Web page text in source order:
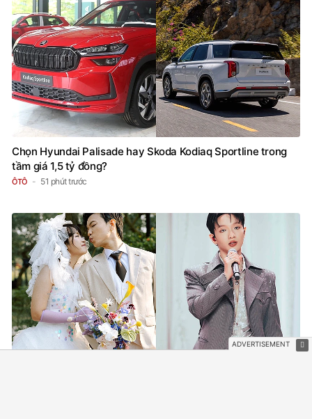
Chọn Hyundai Palisade hay Skoda Kodiaq Sportline trong
tầm giá 1,5 tỷ đồng?
ÔTÔ 51 phút trước